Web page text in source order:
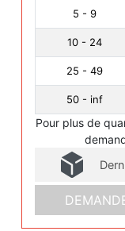
5 - 9
10 - 24
25 - 49
50 - inf
Pour plus de